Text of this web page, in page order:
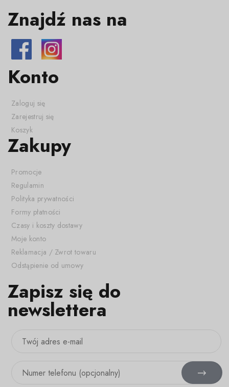
Znajdź nas na
Konto
Zaloguj się
Zarejestruj się
Koszyk
Zakupy
Promocje
Regulamin
Polityka prywatności
Formy płatności
Czasy i koszty dostawy
Moje konto
Reklamacja / Zwrot towaru
Odstąpienie od umowy
Zapisz się do
newslettera